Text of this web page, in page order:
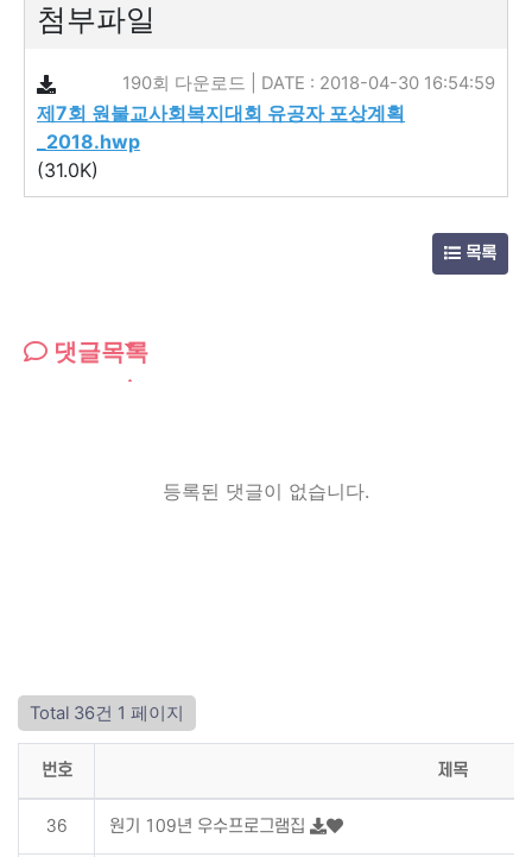
첨부파일
제7회 원불교사회복지대회 유공자 포상계획
_2018.hwp
(31.0K)
190회 다운로드 | DATE : 2018-04-30 16:54:59
목록
댓글목록
등록된 댓글이 없습니다.
Total 36건 1 페이지
번호 제목
36 원기 109년 우수프로그램집